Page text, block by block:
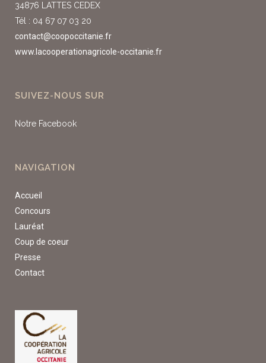
34876 LATTES CEDEX
Tél : 04 67 07 03 20
contact@coopoccitanie.fr
www.lacooperationagricole-occitanie.fr
SUIVEZ-NOUS SUR
Notre Facebook
NAVIGATION
Accueil
Concours
Lauréat
Coup de coeur
Presse
Contact